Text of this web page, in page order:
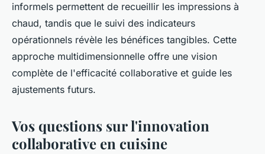
informels permettent de recueillir les impressions à
chaud, tandis que le suivi des indicateurs
opérationnels révèle les bénéfices tangibles. Cette
approche multidimensionnelle offre une vision
complète de l'efficacité collaborative et guide les
ajustements futurs.
Vos questions sur l'innovation
collaborative en cuisine